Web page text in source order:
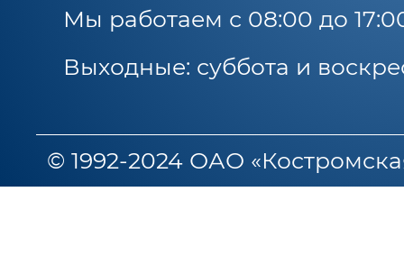
Мы работаем с 08:00 до
Выходные: суббота и
© 1992-2024 ОАО